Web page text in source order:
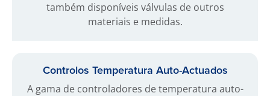
também disponíveis válvulas de outros
materiais e medidas.
Controlos Temperatura Auto-Actuados
A gama de controladores de temperatura auto-